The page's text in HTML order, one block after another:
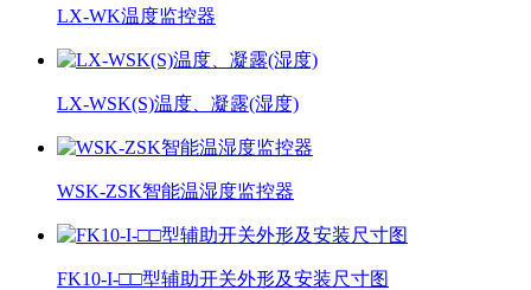
LX-WK温度监控器
LX-WSK(S)温度、凝露(湿度)
WSK-ZSK智能温湿度监控器
FK10-I-□□型辅助开关外形及安装尺寸图